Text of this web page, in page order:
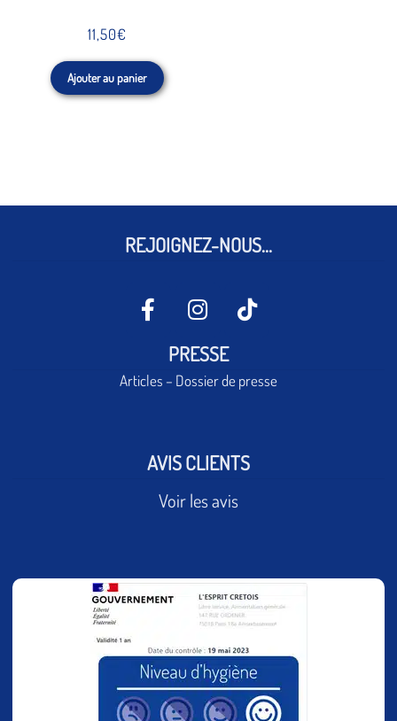
11,50€
Ajouter au panier
REJOIGNEZ-NOUS...
PRESSE
Articles – Dossier de presse
AVIS CLIENTS
Voir les avis